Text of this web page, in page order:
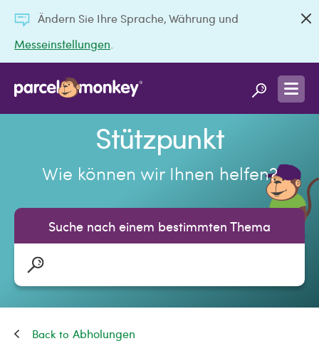
Ändern Sie Ihre Sprache, Währung und
Messeinstellungen
Stützpunkt
Wie können wir Ihnen helfen?
Suche nach einem bestimmten Thema
Abholungen